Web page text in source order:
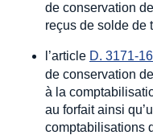
de conservation
reçus de solde de
l’article D. 3171-16
de conservation
à la
au forfait ainsi
comptabilisations